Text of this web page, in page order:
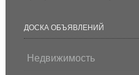
ДОСКА ОБЪЯВЛЕНИЙ
Недвижимость